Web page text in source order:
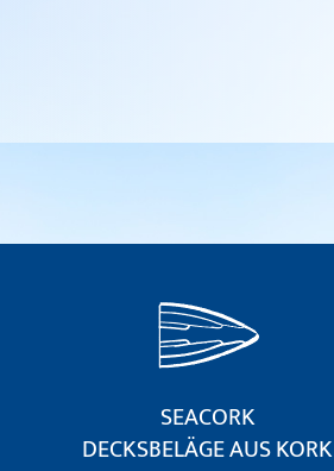
SEACORK
DECKSBELÄGE AUS KORK